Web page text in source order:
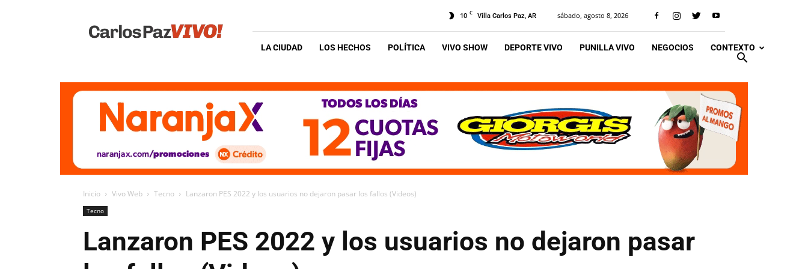
Vivo
10 C Villa Carlos Paz, AR sábado, agosto 8, 2026
LA CIUDAD LOS HECHOS POLÍTICA VIVO SHOW DEPORTE VIVO PUNILLA VIVO NEGOCIOS CONTEXTO
Inicio Vivo Web Tecno Lanzaron PES 2022 y los usuarios no dejaron pasar los fallos (Videos)
Tecno
Lanzaron PES 2022 y los usuarios no dejaron pasar